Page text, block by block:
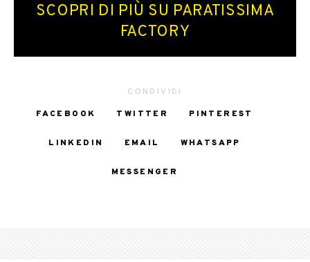
SCOPRI DI PIÙ SU PARATISSIMA
FACTORY
CONDIVIDI
FACEBOOK
TWITTER PINTEREST
LINKEDIN EMAIL WHATSAPP
MESSENGER